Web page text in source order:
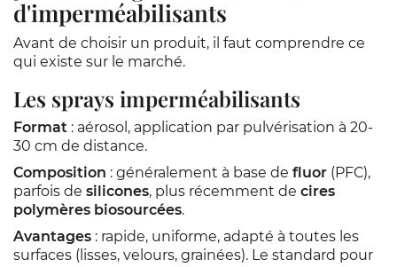
d'imperméabilisants
Avant de choisir un produit, il faut comprendre ce
qui existe sur le marché.
Les sprays imperméabilisants
Format : aérosol, application par pulvérisation à 20-
30 cm de distance.
Composition : généralement à base de fluor (PFC),
parfois de silicones, plus récemment de cires
polymères biosourcées.
Avantages : rapide, uniforme, adapté à toutes les
surfaces (lisses, velours, grainées). Le standard pour